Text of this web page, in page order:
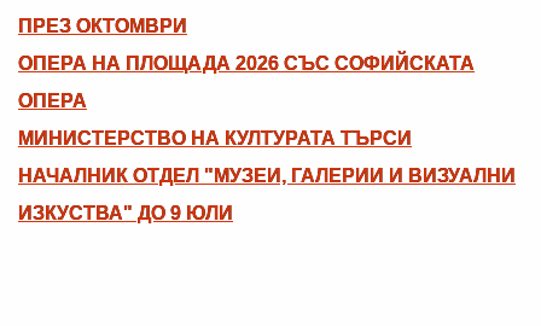
ПРЕЗ ОКТОМВРИ
ОПЕРА НА ПЛОЩАДА 2026 СЪС СОФИЙСКАТА
ОПЕРА
МИНИСТЕРСТВО НА КУЛТУРАТА ТЪРСИ
НАЧАЛНИК ОТДЕЛ "МУЗЕИ, ГАЛЕРИИ И ВИЗУАЛНИ
ИЗКУСТВА" ДО 9 ЮЛИ